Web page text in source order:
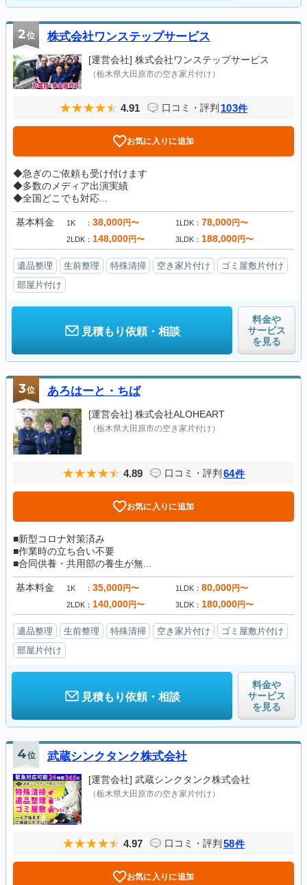
2位 株式会社ワンステップサービス
[運営会社] 株式会社ワンステップサービス
（栃木県大田原市の空き家片付け）
4.91 口コミ・評判 103件
お気に入りに追加
◆急ぎのご依頼も受け付けます
◆多数のメディア出演実績
◆全国どこでも対応...
基本料金 1K 38,000円〜 1LDK 78,000円〜
2LDK 148,000円〜 3LDK 188,000円〜
遺品整理 生前整理 特殊清掃 空き家片付け
ゴミ屋敷片付け
部屋片付け
見積もり依頼・相談
料金や
サービス
を見る
3位 あろはーと・ちば
[運営会社] 株式会社ALOHEART
（栃木県大田原市の空き家片付け）
4.89 口コミ・評判 64件
お気に入りに追加
■新型コロナ対策済み
■作業時の立ち合い不要
■合同供養・共用部の養生が無...
基本料金 1K 35,000円〜 1LDK 80,000円〜
2LDK 140,000円〜 3LDK 180,000円〜
遺品整理 生前整理 特殊清掃 空き家片付け
ゴミ屋敷片付け
部屋片付け
見積もり依頼・相談
料金や
サービス
を見る
4位 武蔵シンクタンク株式会社
[運営会社] 武蔵シンクタンク株式会社
（栃木県大田原市の空き家片付け）
4.97 口コミ・評判 58件
お気に入りに追加